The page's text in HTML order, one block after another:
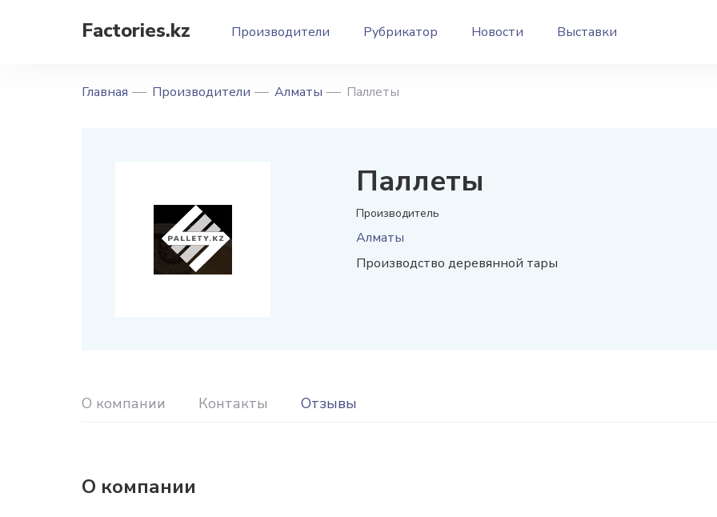
Factories.kz Производители Рубрикатор Новости Выставки
Главная Производители Алматы Паллеты
Паллеты
Производитель
Алматы
Производство деревянной тары
О компании Контакты Отзывы
О компании